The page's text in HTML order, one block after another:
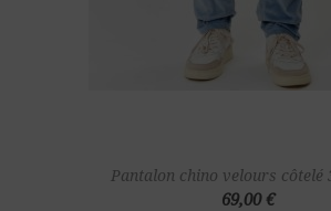
Pantalon chino velours côtelé
69,00 €